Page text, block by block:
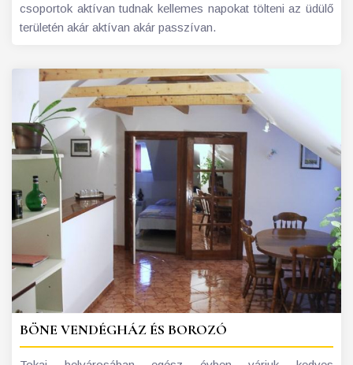
csoportok aktívan tudnak kellemes napokat tölteni az üdülő
területén akár aktívan akár passzívan.
BÖNE VENDÉGHÁZ ÉS BOROZÓ